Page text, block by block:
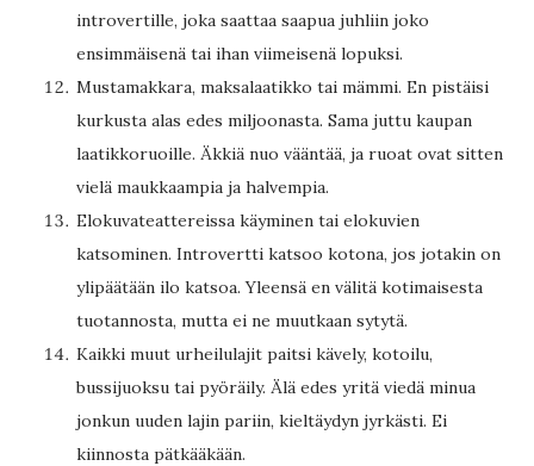
introvertille, joka saattaa saapua juhliin joko
ensimmäisenä tai ihan viimeisenä lopuksi.
Mustamakkara, maksalaatikko tai mämmi. En pistäisi
kurkusta alas edes miljoonasta. Sama juttu kaupan
laatikkoruoille. Äkkiä nuo vääntää, ja ruoat ovat sitten
vielä maukkaampia ja halvempia.
Elokuvateattereissa käyminen tai elokuvien
katsominen. Introvertti katsoo kotona, jos jotakin on
ylipäätään ilo katsoa. Yleensä en välitä kotimaisesta
tuotannosta, mutta ei ne muutkaan sytytä.
Kaikki muut urheilulajit paitsi kävely, kotoilu,
bussijuoksu tai pyöräily. Älä edes yritä viedä minua
jonkun uuden lajin pariin, kieltäydyn jyrkästi. Ei
kiinnosta pätkääkään.